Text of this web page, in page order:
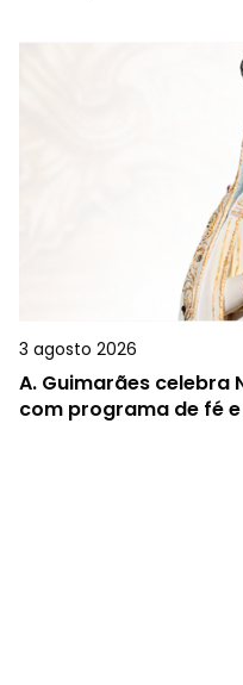
3 agosto 2026
A. Guimarães celebra
com programa de fé